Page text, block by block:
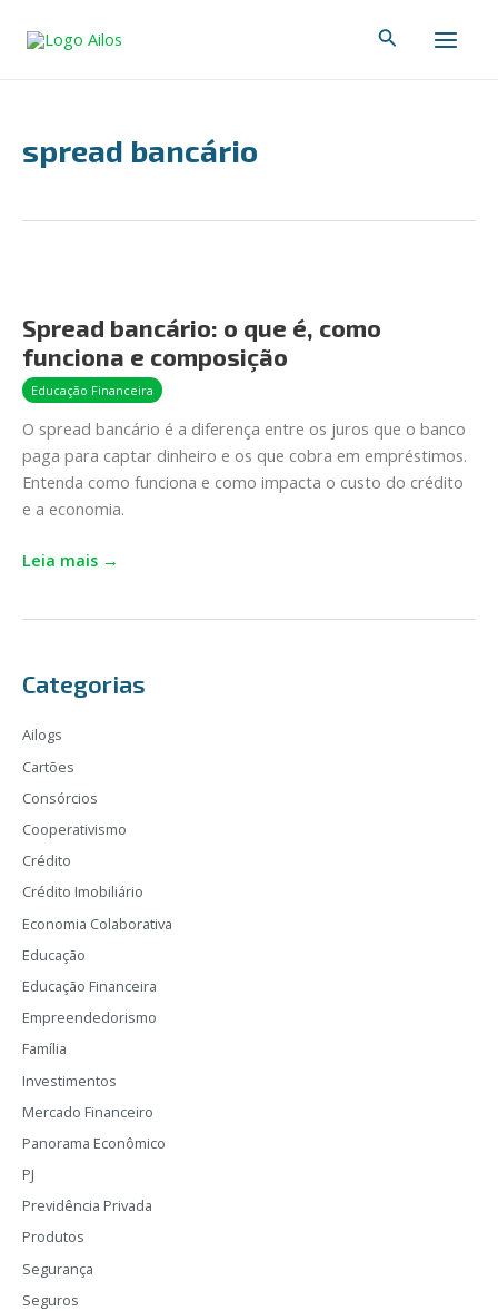
para
Pesquisar
spread bancário
Spread bancário: o que é, como
funciona e composição
Educação Financeira
O spread bancário é a diferença entre os juros que o banco
paga para captar dinheiro e os que cobra em empréstimos.
Entenda como funciona e como impacta o custo do crédito
e a economia.
o
que
é,
como
funciona
e
composição
Leia mais →
Categorias
Ailogs
Cartões
Consórcios
Cooperativismo
Crédito
Crédito Imobiliário
Economia Colaborativa
Educação
Educação Financeira
Empreendedorismo
Família
Investimentos
Mercado Financeiro
Panorama Econômico
PJ
Previdência Privada
Produtos
Segurança
Seguros